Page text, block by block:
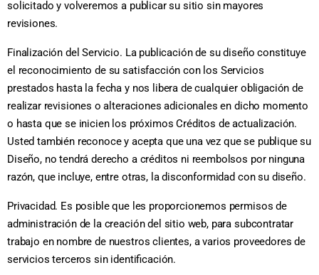
solicitado y volveremos a publicar su sitio sin mayores
revisiones.
Finalización del Servicio. La publicación de su diseño constituye
el reconocimiento de su satisfacción con los Servicios
prestados hasta la fecha y nos libera de cualquier obligación de
realizar revisiones o alteraciones adicionales en dicho momento
o hasta que se inicien los próximos Créditos de actualización.
Usted también reconoce y acepta que una vez que se publique su
Diseño, no tendrá derecho a créditos ni reembolsos por ninguna
razón, que incluye, entre otras, la disconformidad con su diseño.
Privacidad. Es posible que les proporcionemos permisos de
administración de la creación del sitio web, para subcontratar
trabajo en nombre de nuestros clientes, a varios proveedores de
servicios terceros sin identificación.